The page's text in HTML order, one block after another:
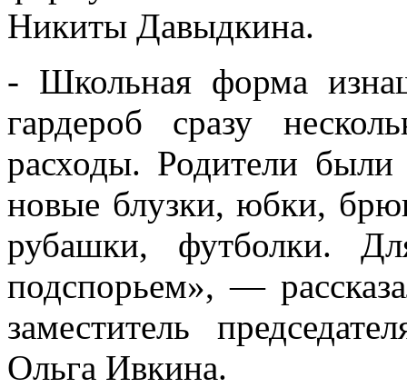
Никиты Давыдкина.
- Школьная форма
гардероб сразу
расходы. Родители
новые блузки, юбки,
рубашки, футболки.
подспорьем», —
заместитель
Ольга Ивкина.